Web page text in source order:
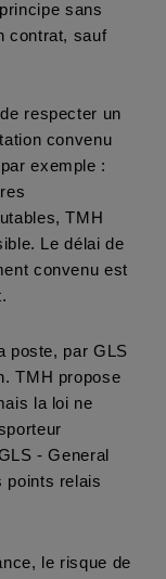
sans
contrat, sauf
respecter un
convenu
exemple :
TMH
Le délai de
convenu est
poste, par GLS
TMH propose
la loi ne
- General
points relais
le risque de